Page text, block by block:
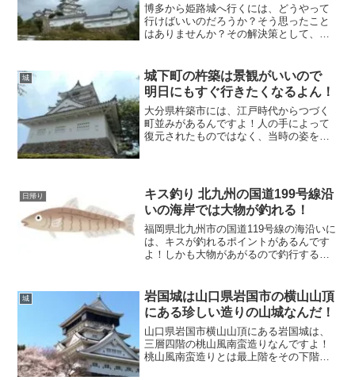
博多から姫路城へ行くには、どうやって
行けばいいのだろうか？そう思ったこと
はありませんか？その解決策として、私
ス方法としては、飛行機・JR・船舶・自
動車スなどいろんな手段があります。
城
城下町の杵築は景観がいいので
明日にもすぐ行きたくなるよん！
大分県杵築市には、江戸時代からつづく
町並みがあるんですよ！人の手によって
復元されたものではなく、当時の姿をそ
武家屋敷や石畳の坂道があります。
日帰り
キス釣り 北九州の国道199号線沿
いの海岸では大物が釣れる！
福岡県北九州市の国道119号線の海沿いに
は、キスが釣れるポイントがあるんです
よ！しかも大物があがるので釣行する価
10km区間です。この間をランガンすると
面白いですよ！
城
岩国城は山口県岩国市の横山山頂
にある珍しい造りの山城なんだ！
山口県岩国市横山山頂にある岩国城は、
三層四階の桃山風南蛮造りなんですよ！
桃山風南蛮造りとは最上階をその下階よ